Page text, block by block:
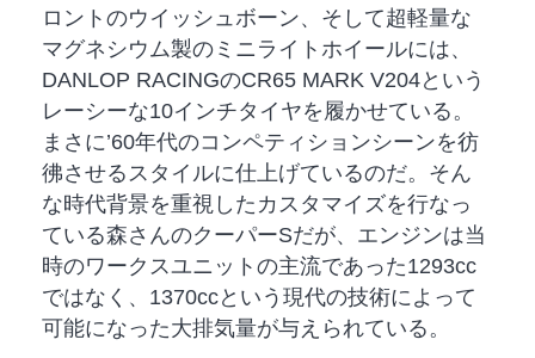
ロントのウイッシュボーン、そして超軽量な
マグネシウム製のミニライトホイールには、
DANLOP RACINGのCR65 MARK V204という
レーシーな10インチタイヤを履かせている。
まさに’60年代のコンペティションシーンを彷
彿させるスタイルに仕上げているのだ。そん
な時代背景を重視したカスタマイズを行なっ
ている森さんのクーパーSだが、エンジンは当
時のワークスユニットの主流であった1293cc
ではなく、1370ccという現代の技術によって
可能になった大排気量が与えられている。